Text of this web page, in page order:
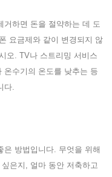
하면 돈을 절약하는 데 도
요금제와 같이 변경되지 않
오. TV나 스트리밍 서비스
온수기의 온도를 낮추는 등
다.
은 방법입니다. 무엇을 위해
은지, 얼마 동안 저축하고